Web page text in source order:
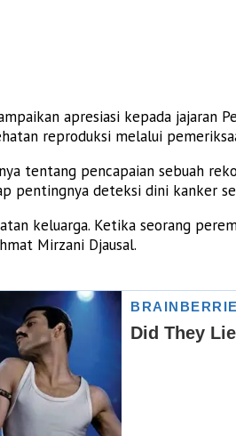
apresiasi kepada jajaran
reproduksi melalui
tentang pencapaian sebuah
pentingnya deteksi dini kanker
keluarga. Ketika seorang
Mirzani Djausal.